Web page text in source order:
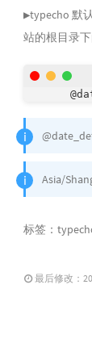
▶typecho 默
站的根目录
Asia/
标签：
最后修改：